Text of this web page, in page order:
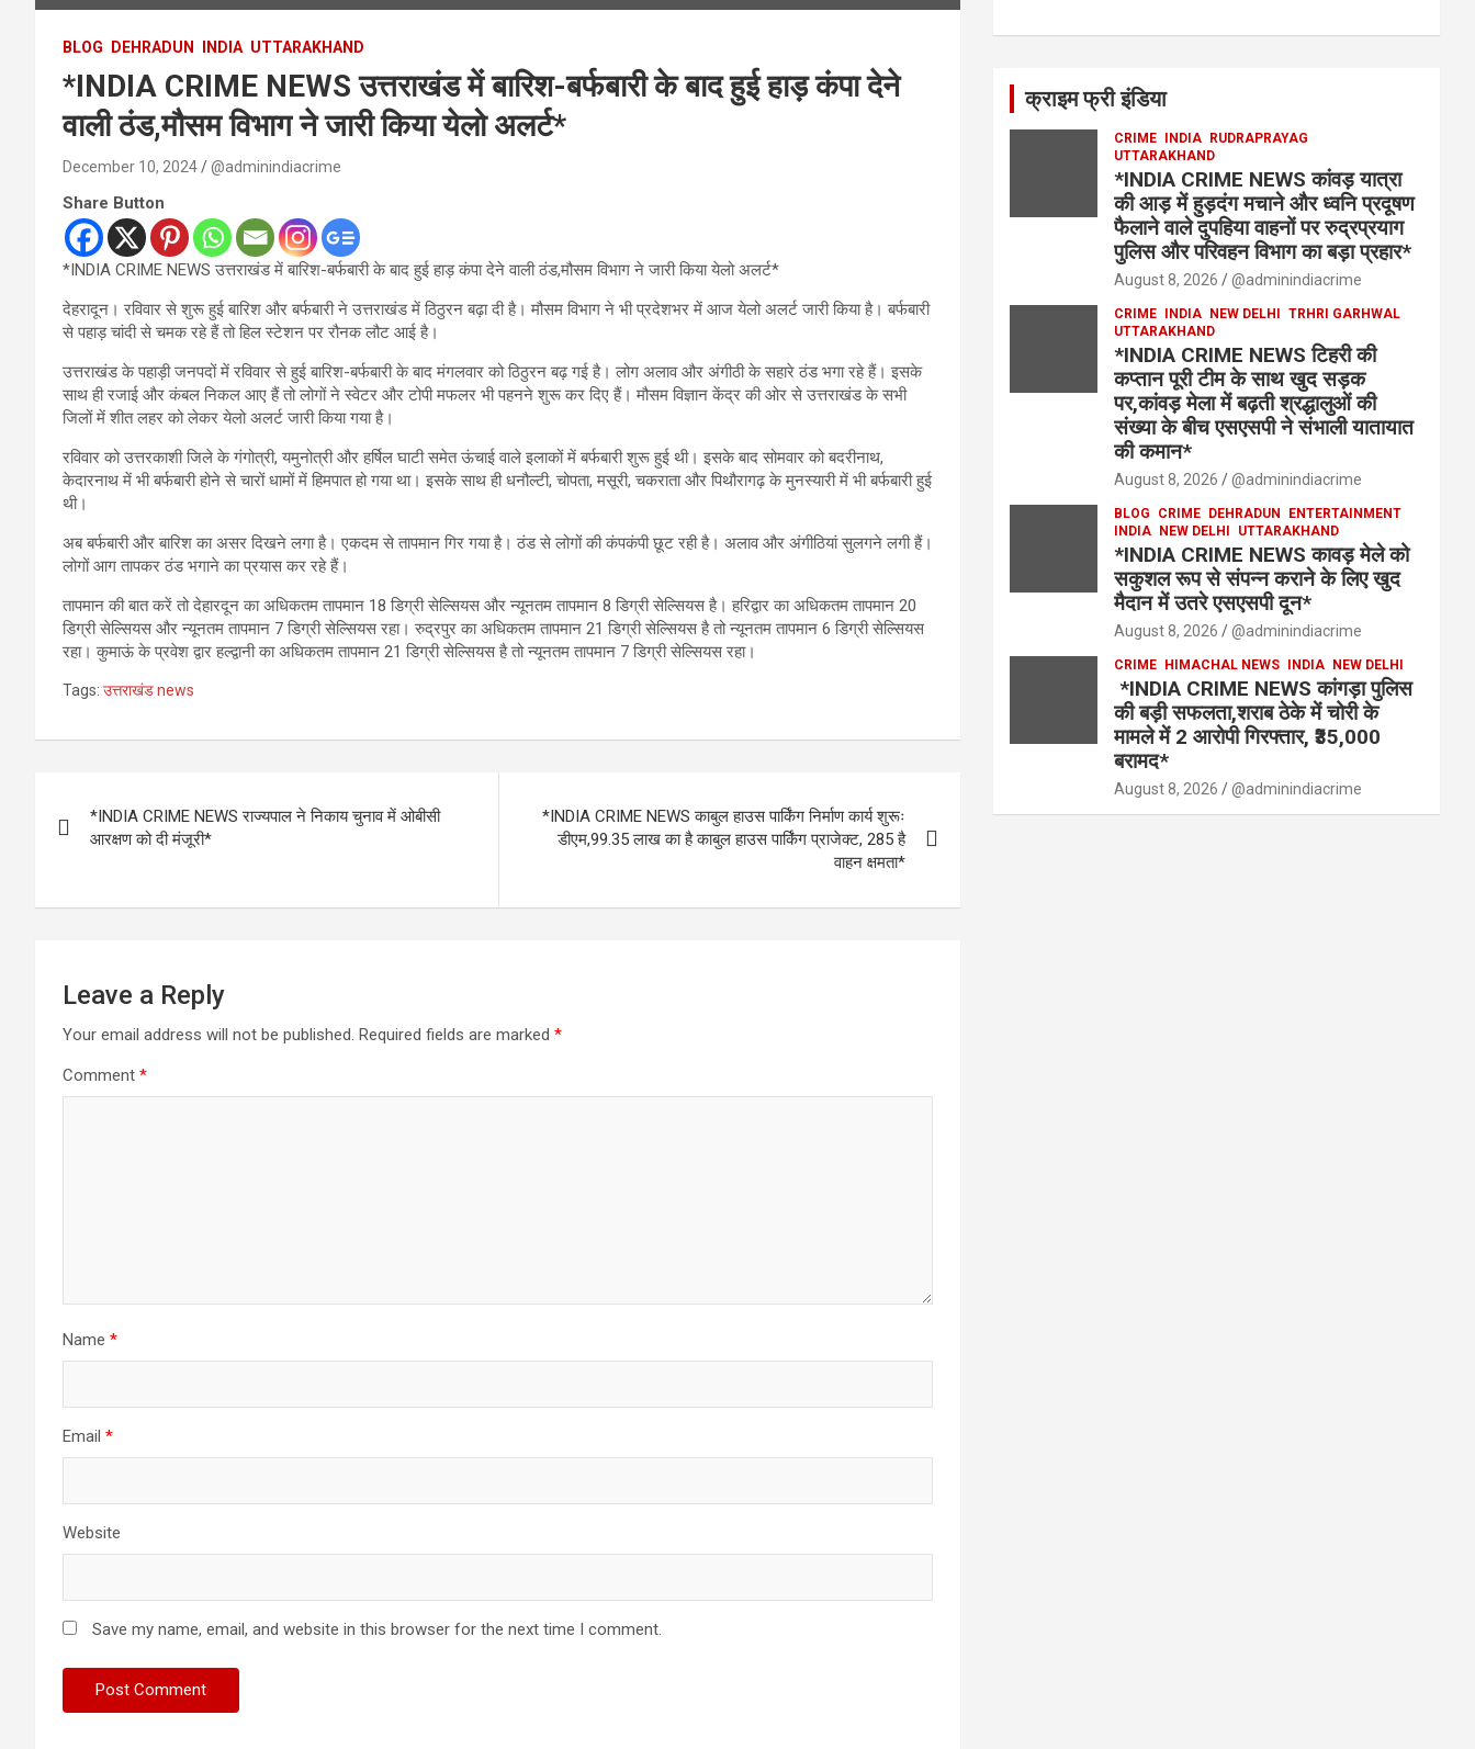
BLOG DEHRADUN INDIA UTTARAKHAND
*INDIA CRIME NEWS उत्तराखंड में बारिश-बर्फबारी के बाद हुई हाड़ कंपा देने
वाली ठंड,मौसम विभाग ने जारी किया येलो अलर्ट*
December 10, 2024 @adminindiacrime
Share Button
*INDIA CRIME NEWS उत्तराखंड में बारिश-बर्फबारी के बाद हुई हाड़ कंपा देने वाली ठंड,मौसम विभाग ने जारी किया येलो अलर्ट*
देहरादून। रविवार से शुरू हुई बारिश और बर्फबारी ने उत्तराखंड में ठिठुरन बढ़ा दी है। मौसम विभाग ने भी प्रदेशभर में आज येलो अलर्ट जारी किया है। बर्फबारी
से पहाड़ चांदी से चमक रहे हैं तो हिल स्टेशन पर रौनक लौट आई है।
उत्तराखंड के पहाड़ी जनपदों में रविवार से हुई बारिश-बर्फबारी के बाद मंगलवार को ठिठुरन बढ़ गई है। लोग अलाव और अंगीठी के सहारे ठंड भगा रहे हैं। इसके
साथ ही रजाई और कंबल निकल आए हैं तो लोगों ने स्वेटर और टोपी मफलर भी पहनने शुरू कर दिए हैं। मौसम विज्ञान केंद्र की ओर से उत्तराखंड के सभी
जिलों में शीत लहर को लेकर येलो अलर्ट जारी किया गया है।
रविवार को उत्तरकाशी जिले के गंगोत्री, यमुनोत्री और हर्षिल घाटी समेत ऊंचाई वाले इलाकों में बर्फबारी शुरू हुई थी। इसके बाद सोमवार को बदरीनाथ,
केदारनाथ में भी बर्फबारी होने से चारों धामों में हिमपात हो गया था। इसके साथ ही धनौल्टी, चोपता, मसूरी, चकराता और पिथौरागढ़ के मुनस्यारी में भी बर्फबारी हुई
थी।
अब बर्फबारी और बारिश का असर दिखने लगा है। एकदम से तापमान गिर गया है। ठंड से लोगों की कंपकंपी छूट रही है। अलाव और अंगीठियां सुलगने लगी हैं।
लोगों आग तापकर ठंड भगाने का प्रयास कर रहे हैं।
तापमान की बात करें तो देहारदून का अधिकतम तापमान 18 डिग्री सेल्सियस और न्यूनतम तापमान 8 डिग्री सेल्सियस है। हरिद्वार का अधिकतम तापमान 20
डिग्री सेल्सियस और न्यूनतम तापमान 7 डिग्री सेल्सियस रहा। रुद्रपुर का अधिकतम तापमान 21 डिग्री सेल्सियस है तो न्यूनतम तापमान 6 डिग्री सेल्सियस
रहा। कुमाऊं के प्रवेश द्वार हल्द्वानी का अधिकतम तापमान 21 डिग्री सेल्सियस है तो न्यूनतम तापमान 7 डिग्री सेल्सियस रहा।
Tags: उत्तराखंड news
navigation
*INDIA CRIME NEWS राज्यपाल ने निकाय चुनाव में ओबीसी
आरक्षण को दी मंजूरी*
*INDIA CRIME NEWS काबुल हाउस पार्किंग निर्माण कार्य शुरूः
डीएम,99.35 लाख का है काबुल हाउस पार्किंग प्राजेक्ट, 285 है
वाहन क्षमता*
Leave a Reply
Your email address will not be published. Required fields are marked *
Comment *
Name *
Email *
Website
Save my name, email, and website in this browser for the next time I comment.
क्राइम फ्री इंडिया
CRIME INDIA
RUDRAPRAYAG
UTTARAKHAND
*INDIA CRIME NEWS कांवड़ यात्रा
की आड़ में हुड़दंग मचाने और ध्वनि प्रदूषण
फैलाने वाले दुपहिया वाहनों पर रुद्रप्रयाग
पुलिस और परिवहन विभाग का बड़ा प्रहार*
August 8, 2026 @adminindiacrime
CRIME INDIA NEW DELHI
TRHRI GARHWAL
UTTARAKHAND
*INDIA CRIME NEWS टिहरी की
कप्तान पूरी टीम के साथ खुद सड़क
पर,कांवड़ मेला में बढ़ती श्रद्धालुओं की
संख्या के बीच एसएसपी ने संभाली यातायात
की कमान*
August 8, 2026 @adminindiacrime
BLOG CRIME DEHRADUN
ENTERTAINMENT
INDIA
NEW DELHI UTTARAKHAND
*INDIA CRIME NEWS कावड़ मेले को
सकुशल रूप से संपन्न कराने के लिए खुद
मैदान में उतरे एसएसपी दून*
August 8, 2026 @adminindiacrime
CRIME HIMACHAL NEWS INDIA NEW DELHI
*INDIA CRIME NEWS कांगड़ा पुलिस
की बड़ी सफलता,शराब ठेके में चोरी के
मामले में 2 आरोपी गिरफ्तार, ₹35,000
बरामद*
August 8, 2026 @adminindiacrime